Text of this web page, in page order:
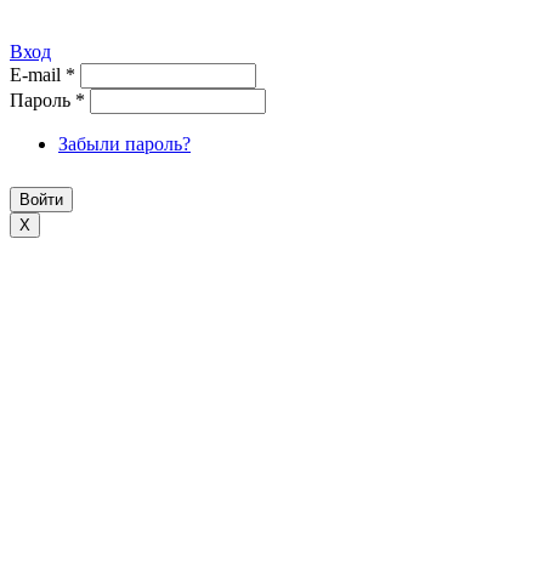
Вход
E-mail *
Пароль *
Забыли пароль?
X